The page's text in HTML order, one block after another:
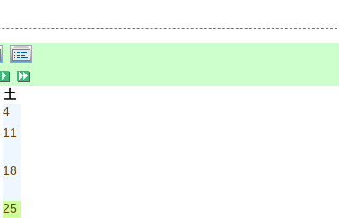
土
4
11
18
25